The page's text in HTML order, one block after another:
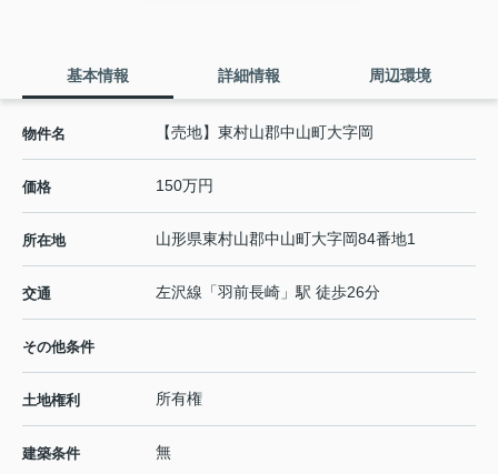
基本情報 詳細情報 周辺環境
物件名 【売地】東村山郡中山町大字岡
価格 150万円
所在地 山形県東村山郡中山町大字岡84番地1
交通 左沢線 「羽前長崎 」駅 徒歩26分
その他条件
土地権利 所有権
建築条件 無